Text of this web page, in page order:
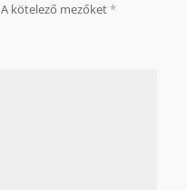
A kötelező mezőket*